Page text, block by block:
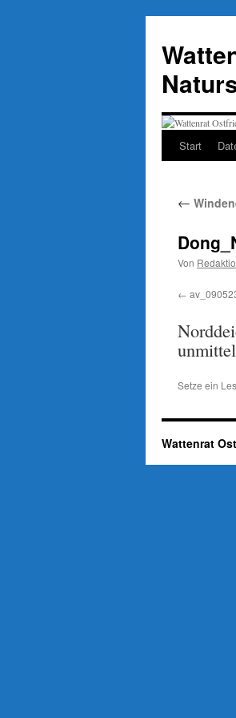
springen
Start
←
Von
Setze ein
Wattenrat